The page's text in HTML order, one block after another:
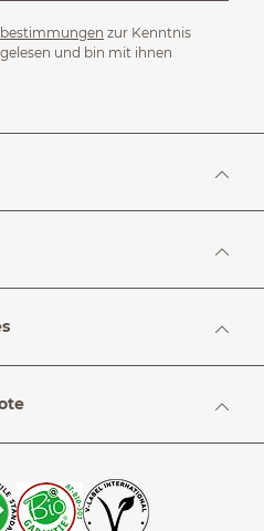
zur Kenntnis
gelesen und bin mit ihnen